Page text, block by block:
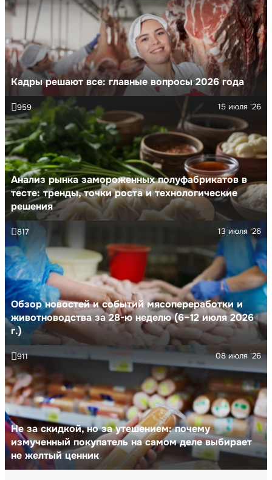
Кадры решают все: главные вопросы 2026 года
Анализ рынка замороженных полуфабрикатов в
тесте: тренды, точки роста и технологические
решения
15 июля '26
959
Обзор новостей и событий мясопереработки и
животноводства за 28-ю неделю (6–12 июля 2026
г.)
13 июля '26
817
Не за скидкой, но за утешением: почему
измученный покупатель на самом деле выбирает
не желтый ценник
08 июля '26
911